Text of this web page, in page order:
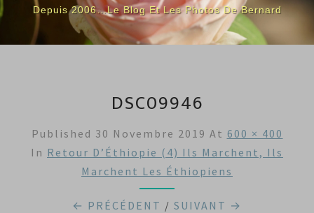
Depuis 2006…Le Blog Et Les Photos De Bernard
DSC09946
Published 30 Novembre 2019 At 600 × 400
In Retour D’Éthiopie (4) Ils Marchent, Ils
Marchent Les Éthiopiens
← PRÉCÉDENT / SUIVANT →